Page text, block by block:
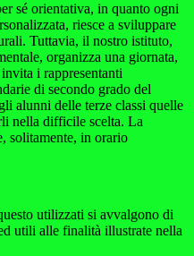
sé orientativa, in quanto ogni
riesce a sviluppare
Tuttavia, il nostro istituto,
organizza una giornata,
i rappresentanti
di secondo grado del
alunni delle terze classi quelle
nella difficile scelta. La
solitamente, in orario
utilizzati si avvalgono di
utili alle finalità illustrate nella